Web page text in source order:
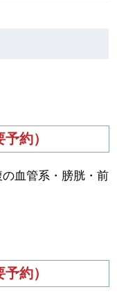
予約）
血管系・膀胱・前
予約）